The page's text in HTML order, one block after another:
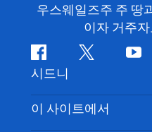
우스웨일즈주 주 땅
이자 거주
페
이
스
북
지
귀
다
유
브
시드니
문의하기
부인 성명
이 사이트에서